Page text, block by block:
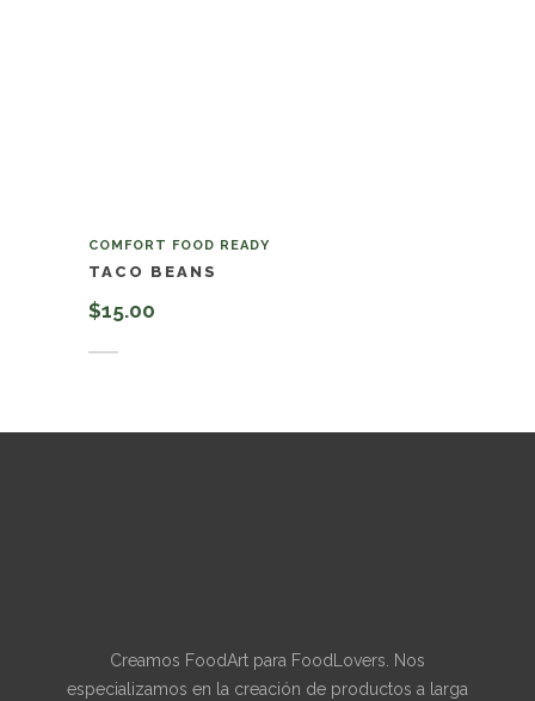
COMFORT FOOD READY
TACO BEANS
$15.00
Creamos FoodArt para FoodLovers. Nos
especializamos en la creación de productos a larga